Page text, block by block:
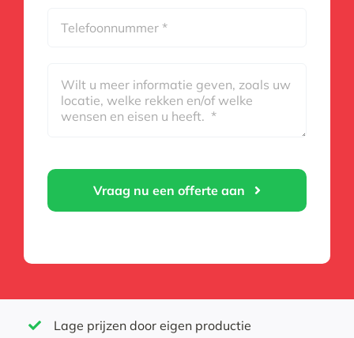
Vraag nu een offerte aan
Lage prijzen door eigen productie